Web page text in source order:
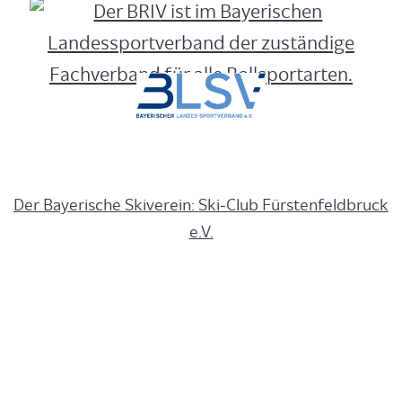
Der Bayerische Skiverein: Ski‑Club Fürstenfeldbruck
e.V.